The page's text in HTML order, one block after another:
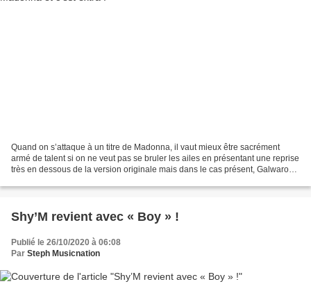
Quand on s’attaque à un titre de Madonna, il vaut mieux être sacrément
armé de talent si on ne veut pas se bruler les ailes en présentant une reprise
très en dessous de la version originale mais dans le cas présent, Galwaro
Shy’M revient avec « Boy » !
Publié le 26/10/2020 à 06:08
Par Steph Musicnation